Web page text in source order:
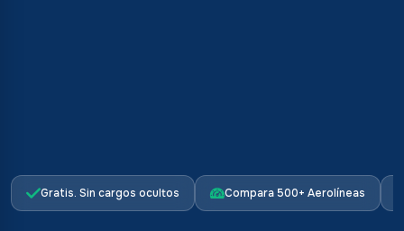
Gratis. Sin cargos ocultos Compara 500+ Aerolíneas